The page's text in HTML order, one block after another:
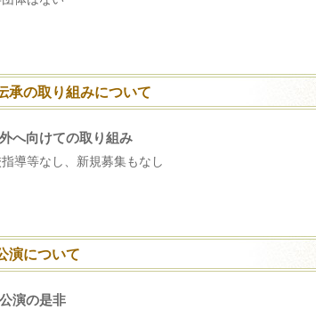
承の取り組みについて
へ向けての取り組み
導等なし、新規募集もなし
演について
演の是非